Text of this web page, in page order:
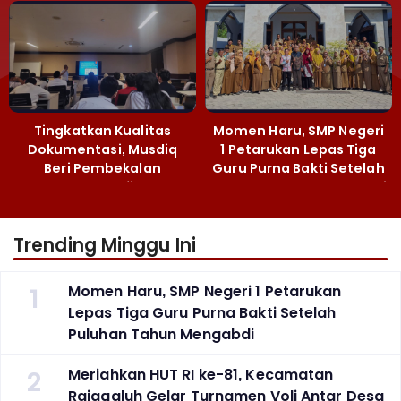
Majalengka Narkoba
Tingkatkan Kualitas
Dokumentasi, Musdiq
Beri Pembekalan
Fotografi ‎
Momen Haru, SMP Negeri
1 Petarukan Lepas Tiga
Guru Purna Bakti Setelah
Puluhan Tahun Mengabdi
Trending Minggu Ini
1
Momen Haru, SMP Negeri 1 Petarukan
Lepas Tiga Guru Purna Bakti Setelah
Puluhan Tahun Mengabdi
2
Meriahkan HUT RI ke-81, Kecamatan
Rajagaluh Gelar Turnamen Voli Antar Desa